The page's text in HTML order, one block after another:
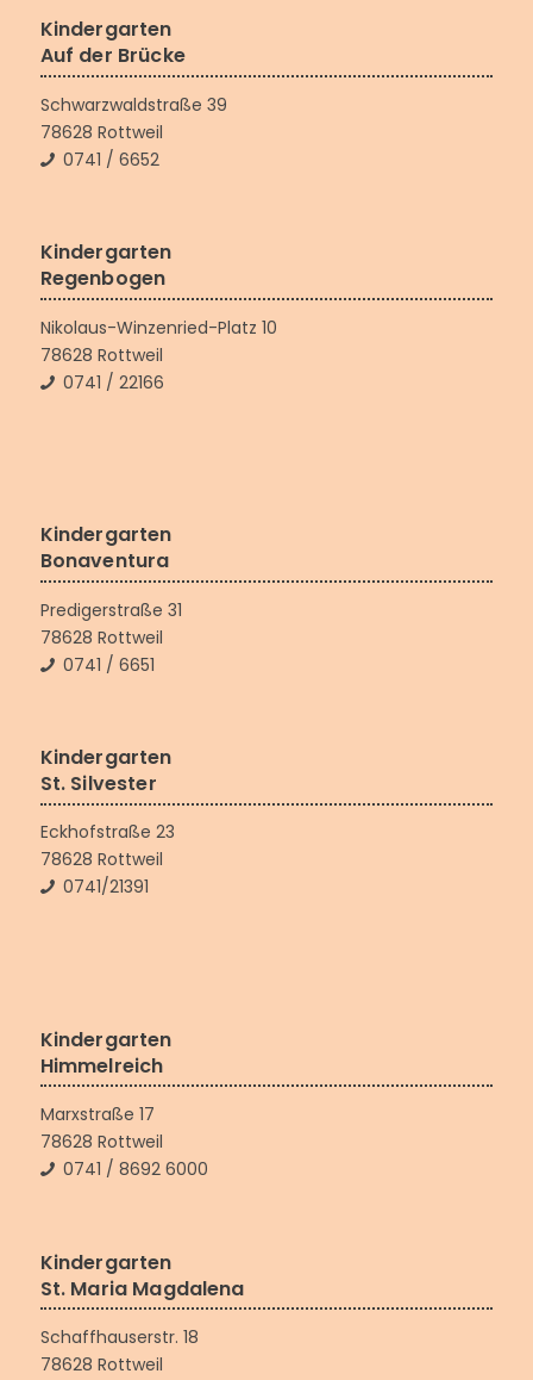
Kindergarten
Auf der Brücke
Schwarzwaldstraße 39
78628 Rottweil
0741 / 6652
Kindergarten
Regenbogen
Nikolaus-Winzenried-Platz 10
78628 Rottweil
0741 / 22166
Kindergarten
Bonaventura
Predigerstraße 31
78628 Rottweil
0741 / 6651
Kindergarten
St. Silvester
Eckhofstraße 23
78628 Rottweil
0741/21391
Kindergarten
Himmelreich
Marxstraße 17
78628 Rottweil
0741 / 8692 6000
Kindergarten
St. Maria Magdalena
Schaffhauserstr. 18
78628 Rottweil